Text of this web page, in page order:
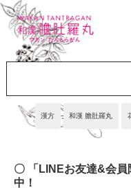
漢方 和漢 膽肚羅丸
〇 「LINEお友達&会
中！